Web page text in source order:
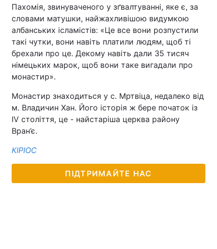
Тема оформлення
Пахомія, звинуваченого у зґвалтуванні, яке є, за
словами матушки, найжахливішою видумкою
албанських ісламістів: «Це все вони розпустили
такі чутки, вони навіть платили людям, щоб ті
брехали про це. Декому навіть дали 35 тисяч
німецьких марок, щоб вони таке вигадали про
монастир».
Монастир знаходиться у с. Мртвіца, недалеко від
м. Владичин Хан. Його історія ж бере початок із
ІV століття, це - найстаріша церква району
Вран’є.
КІРІОС
ПІДТРИМАЙТЕ НАС